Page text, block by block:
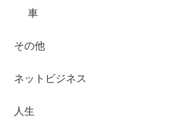
車
その他
ネットビジネス
人生